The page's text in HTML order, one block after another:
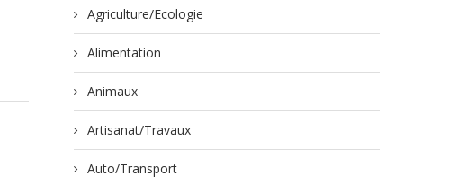
Agriculture/Ecologie
Alimentation
Animaux
Artisanat/Travaux
Auto/Transport